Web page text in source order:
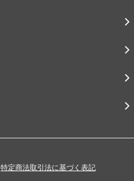
特定商法取引法に基づく表記